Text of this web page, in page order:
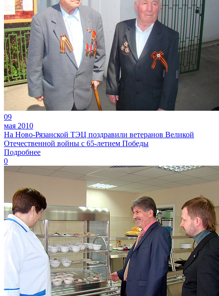
09
мая 2010
На Ново-Рязанской ТЭЦ поздравили ветеранов Великой
Отечественной войны с 65-летием Победы
Подробнее
0